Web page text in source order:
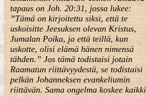
tapaus on Joh. 20:31, jossa lukee:
”Tämä on kirjoitettu siksi, että te
uskoisitte Jeesuksen olevan Kristus,
Jumalan Poika, ja että teillä, kun
uskotte, olisi elämä hänen nimensä
tähden.” Jos tämä todistaisi jotain
Raamatun riittävyydestä, se todistaisi
pelkän Johanneksen evankeliumin
riittävän. Sama ongelma koskee